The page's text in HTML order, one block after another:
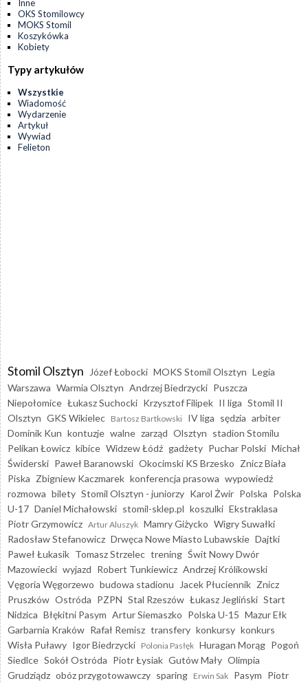
Inne
OKS Stomilowcy
MOKS Stomil
Koszykówka
Kobiety
Typy artykułów
Wszystkie
Wiadomość
Wydarzenie
Artykuł
Wywiad
Felieton
Stomil Olsztyn Józef Łobocki MOKS Stomil Olsztyn Legia
Warszawa Warmia Olsztyn Andrzej Biedrzycki Puszcza
Niepołomice Łukasz Suchocki Krzysztof Filipek II liga Stomil II
Olsztyn GKS Wikielec Bartosz Bartkowski IV liga sędzia arbiter
Dominik Kun kontuzje walne zarząd Olsztyn stadion Stomilu
Pelikan Łowicz kibice Widzew Łódź gadżety Puchar Polski Michał
Świderski Paweł Baranowski Okocimski KS Brzesko Znicz Biała
Piska Zbigniew Kaczmarek konferencja prasowa wypowiedź
rozmowa bilety Stomil Olsztyn - juniorzy Karol Żwir Polska Polska
U-17 Daniel Michałowski stomil-sklep.pl koszulki Ekstraklasa
Piotr Grzymowicz Artur Aluszyk Mamry Giżycko Wigry Suwałki
Radosław Stefanowicz Drwęca Nowe Miasto Lubawskie Dajtki
Paweł Łukasik Tomasz Strzelec trening Świt Nowy Dwór
Mazowiecki wyjazd Robert Tunkiewicz Andrzej Królikowski
Vęgoria Węgorzewo budowa stadionu Jacek Płuciennik Znicz
Pruszków Ostróda PZPN Stal Rzeszów Łukasz Jegliński Start
Nidzica Błękitni Pasym Artur Siemaszko Polska U-15 Mazur Ełk
Garbarnia Kraków Rafał Remisz transfery konkursy konkurs
Wisła Puławy Igor Biedrzycki Polonia Pasłęk Huragan Morąg Pogoń
Siedlce Sokół Ostróda Piotr Łysiak Gutów Mały Olimpia
Grudziądz obóz przygotowawczy sparing Erwin Sak Pasym Piotr